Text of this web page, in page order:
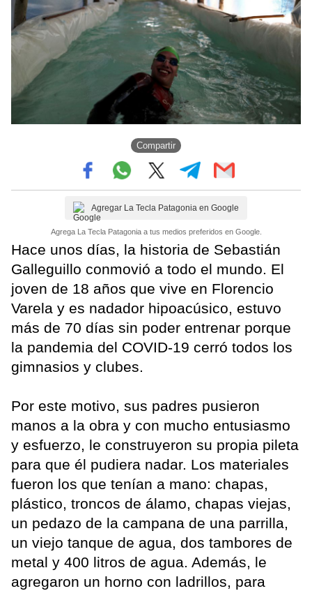
Compartir
Agregar La Tecla Patagonia en Google
Agrega La Tecla Patagonia a tus medios preferidos en Google.
Hace unos días, la historia de Sebastián
Galleguillo conmovió a todo el mundo. El
joven de 18 años que vive en Florencio
Varela y es nadador hipoacúsico, estuvo
más de 70 días sin poder entrenar porque
la pandemia del COVID-19 cerró todos los
gimnasios y clubes.
Por este motivo, sus padres pusieron
manos a la obra y con mucho entusiasmo
y esfuerzo, le construyeron su propia pileta
para que él pudiera nadar. Los materiales
fueron los que tenían a mano: chapas,
plástico, troncos de álamo, chapas viejas,
un pedazo de la campana de una parrilla,
un viejo tanque de agua, dos tambores de
metal y 400 litros de agua. Además, le
agregaron un horno con ladrillos, para